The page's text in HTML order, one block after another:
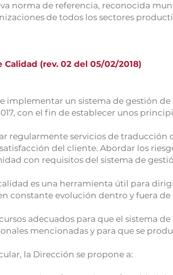
norma de referencia, reconocida
de todos los sectores
Calidad (rev. 02 del 05/02/2018)
implementar un sistema de gestión
con el fin de establecer unos
regularmente servicios de traducción
del cliente. Abordar los
con requisitos del sistema de
es una herramienta útil para
constante evolución dentro y fuera
adecuados para que el sistema
mencionadas y para que se
la Dirección se propone a: